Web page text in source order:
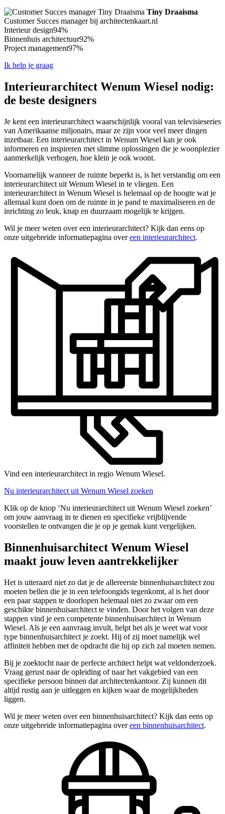
Tiny Draaisma
Customer Succes manager bij architectenkaart.nl
Interieur design94%
Binnenhuis architectuur92%
Project management97%
Ik help je graag
Interieurarchitect Wenum Wiesel nodig:
de beste designers
Je kent een interieurarchitect waarschijnlijk vooral van televisieseries
van Amerikaanse miljonairs, maar ze zijn voor veel meer dingen
inzetbaar. Een interieurarchitect in Wenum Wiesel kan je ook
informeren en inspireren met slimme oplossingen die je woonplezier
aanmerkelijk verhogen, hoe klein je ook woont.
Voornamelijk wanneer de ruimte beperkt is, is het verstandig om een
interieurarchitect uit Wenum Wiesel in te vliegen. Een
interieurarchitect in Wenum Wiesel is helemaal op de hoogte wat je
allemaal kunt doen om de ruimte in je pand te maximaliseren en de
inrichting zo leuk, knap en duurzaam mogelijk te krijgen.
Wil je meer weten over een interieurarchitect? Kijk dan eens op
onze uitgebreide informatiepagina overeen interieurarchitect.
Vind een interieurarchitect in regio Wenum Wiesel.
Nu interieurarchitect uit Wenum Wiesel zoeken
Klik op de knop ‘Nu interieurarchitect uit Wenum Wiesel zoeken’
om jouw aanvraag in te dienen en specifieke vrijblijvende
voorstellen te ontvangen die je op je gemak kunt vergelijken.
Binnenhuisarchitect Wenum Wiesel
maakt jouw leven aantrekkelijker
Het is uiteraard niet zo dat je de allereerste binnenhuisarchitect zou
moeten bellen die je in een telefoongids tegenkomt, al is het door
een paar stappen te doorlopen helemaal niet zo zwaar om een
geschikte binnenhuisarchitect te vinden. Door het volgen van deze
stappen vind je een competente binnenhuisarchitect in Wenum
Wiesel. Als je een aanvraag invult, helpt het als je weet wat voor
type binnenhuisarchitect je zoekt. Hij of zij moet namelijk wel
affiniteit hebben met de opdracht die hij op zich zal moeten nemen.
Bij je zoektocht naar de perfecte architect helpt wat veldonderzoek.
Vraag gerust naar de opleiding of naar het vakgebied van een
specifieke persoon binnen dat architectenkantoor. Zij kunnen dit
altijd rustig aan je uitleggen en kijken waar de mogelijkheden
liggen.
Wil je meer weten over een binnenhuisarchitect? Kijk dan eens op
onze uitgebreide informatiepagina overeen binnenhuisarchitect.